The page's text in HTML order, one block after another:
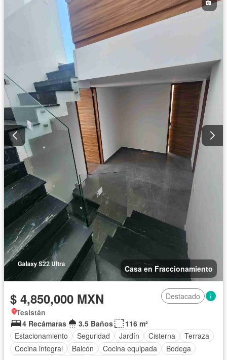
Seguridad
Terraza Vista panorámica
Wifi
Zonas verdes
Sin amueblar
Casa en Fraccionamiento
$ 4,850,000 MXN
Destacado
Tesistán
4 Recámaras
3.5 Baños
116 m²
Estacionamiento
Seguridad Jardín Cisterna
Terraza
Cocina integral
Balcón Cocina equipada
Bodega